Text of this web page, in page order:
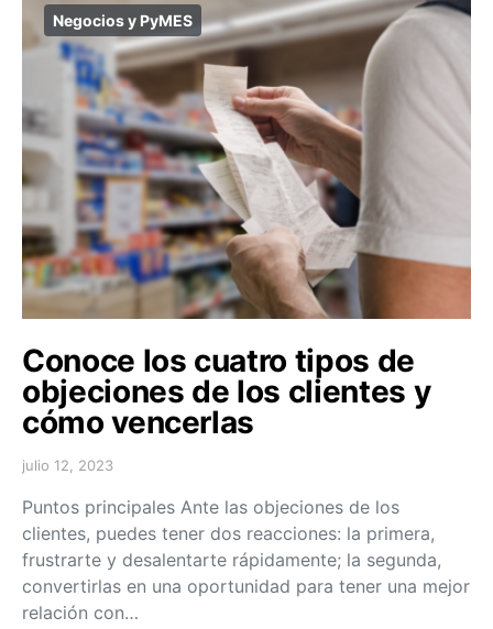
Negocios y PyMES
Conoce los cuatro tipos de
objeciones de los clientes y
cómo vencerlas
julio 12, 2023
Puntos principales Ante las objeciones de los
clientes, puedes tener dos reacciones: la primera,
frustrarte y desalentarte rápidamente; la segunda,
convertirlas en una oportunidad para tener una mejor
relación con…